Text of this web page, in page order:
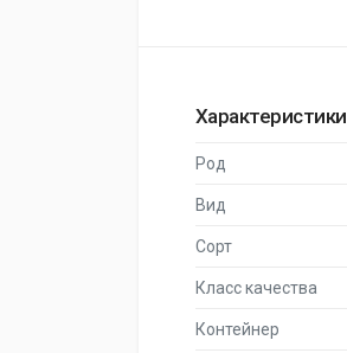
Характеристики
Род
Вид
Сорт
Класс качества
Контейнер